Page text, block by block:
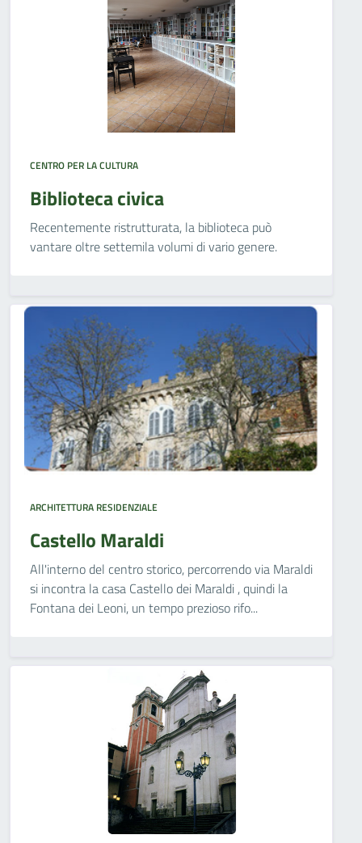
CENTRO PER LA CULTURA
Biblioteca civica
Recentemente ristrutturata, la biblioteca può
vantare oltre settemila volumi di vario genere.
ARCHITETTURA RESIDENZIALE
Castello Maraldi
All'interno del centro storico, percorrendo via Maraldi
si incontra la casa Castello dei Maraldi , quindi la
Fontana dei Leoni, un tempo prezioso rifo...